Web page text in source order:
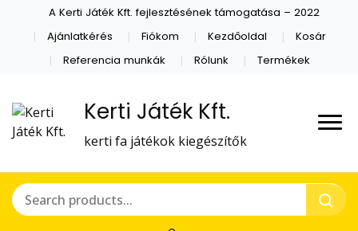
A Kerti Játék Kft. fejlesztésének támogatása – 2022
Ajánlatkérés
Fiókom Kezdőoldal
Kosár
Referencia munkák
Rólunk Termékek
Kerti Játék Kft.
kerti fa játékok kiegészítők